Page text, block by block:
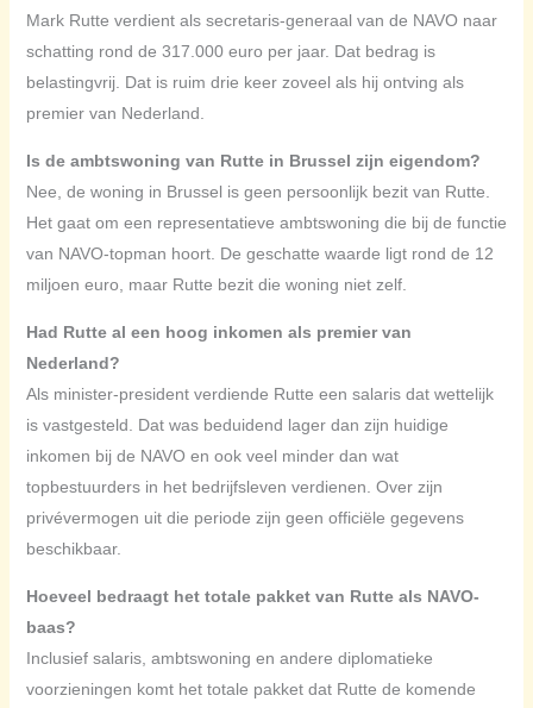
Mark Rutte verdient als secretaris-generaal van de NAVO naar
schatting rond de 317.000 euro per jaar. Dat bedrag is
belastingvrij. Dat is ruim drie keer zoveel als hij ontving als
premier van Nederland.
Is de ambtswoning van Rutte in Brussel zijn eigendom?
Nee, de woning in Brussel is geen persoonlijk bezit van Rutte.
Het gaat om een representatieve ambtswoning die bij de functie
van NAVO-topman hoort. De geschatte waarde ligt rond de 12
miljoen euro, maar Rutte bezit die woning niet zelf.
Had Rutte al een hoog inkomen als premier van
Nederland?
Als minister-president verdiende Rutte een salaris dat wettelijk
is vastgesteld. Dat was beduidend lager dan zijn huidige
inkomen bij de NAVO en ook veel minder dan wat
topbestuurders in het bedrijfsleven verdienen. Over zijn
privévermogen uit die periode zijn geen officiële gegevens
beschikbaar.
Hoeveel bedraagt het totale pakket van Rutte als NAVO-
baas?
Inclusief salaris, ambtswoning en andere diplomatieke
voorzieningen komt het totale pakket dat Rutte de komende